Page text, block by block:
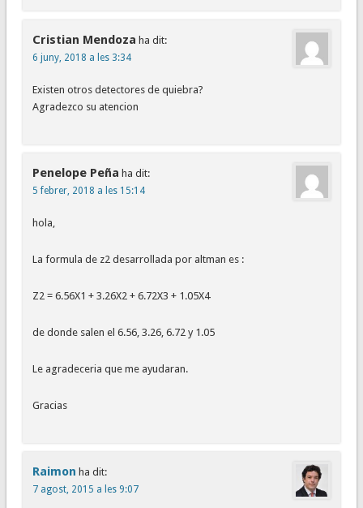
Cristian Mendoza ha dit:
6 juny, 2018 a les 3:34
Existen otros detectores de quiebra?
Agradezco su atencion
Penelope Peña ha dit:
5 febrer, 2018 a les 15:14
hola,
La formula de z2 desarrollada por altman es :
Z2 = 6.56X1 + 3.26X2 + 6.72X3 + 1.05X4
de donde salen el 6.56, 3.26, 6.72 y 1.05
Le agradeceria que me ayudaran.
Gracias
Raimon ha dit:
7 agost, 2015 a les 9:07